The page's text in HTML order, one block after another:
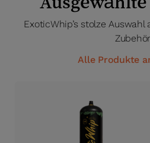
ExoticWhip’s stolze
Zubehör
Alle Produkte